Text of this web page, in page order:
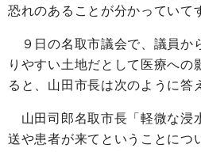
恐れのあることが分かっていて
９日の名取市議会で、議員か
りやすい土地だとして医療への
ると、山田市長は次のように答
山田司郎名取市長「軽微な浸
送や患者が来てということにつ